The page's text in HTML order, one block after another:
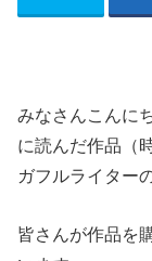
みなさんこんに
に読んだ作品（
ガフルライター
皆さんが作品を